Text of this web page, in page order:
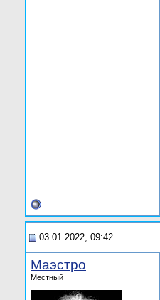
03.01.2022, 09:42
Маэстро
Местный